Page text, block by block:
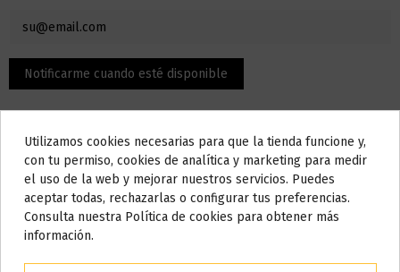
Detalles del producto
Do not show again.
AVISO IMPORTANTE
Nos tomamos unos días
Utilizamos cookies necesarias para que la tienda funcione y,
con tu permiso, cookies de analítica y marketing para medir
el uso de la web y mejorar nuestros servicios. Puedes
aceptar todas, rechazarlas o configurar tus preferencias.
Consulta nuestra Política de cookies para obtener más
información.